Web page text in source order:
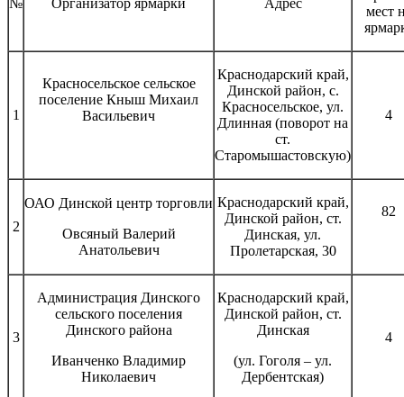
мест
1
Красносельское сельское
поселение Кныш Михаил
Васильевич
Краснодарский край,
Динской район, с.
Красносельское, ул.
Длинная (поворот на
ст.
Старомышастовскую)
4
2
ОАО Динской центр торговли
Овсяный Валерий
Анатольевич
Краснодарский край,
Динской район, ст.
Динская, ул.
Пролетарская, 30
82
3
Администрация Динского
сельского поселения
Динского района
Иванченко Владимир
Николаевич
Краснодарский край,
Динской район, ст.
Динская
(ул. Гоголя – ул.
Дербентская)
4